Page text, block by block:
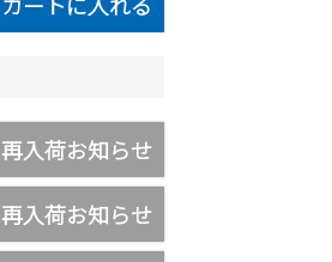
再入荷お知らせ
再入荷お知らせ